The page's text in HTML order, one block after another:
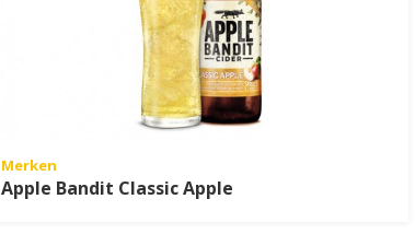
Merken
Apple Bandit Classic Apple